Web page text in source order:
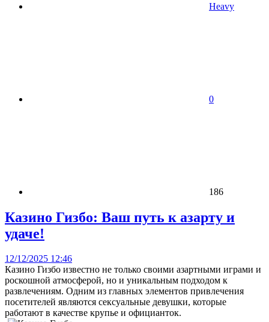
Heavy
0
186
Казино Гизбо: Ваш путь к азарту и
удаче!
12/12/2025 12:46
Казино Гизбо известно не только своими азартными играми и
роскошной атмосферой, но и уникальным подходом к
развлечениям. Одним из главных элементов привлечения
посетителей являются сексуальные девушки, которые
работают в качестве крупье и официанток.